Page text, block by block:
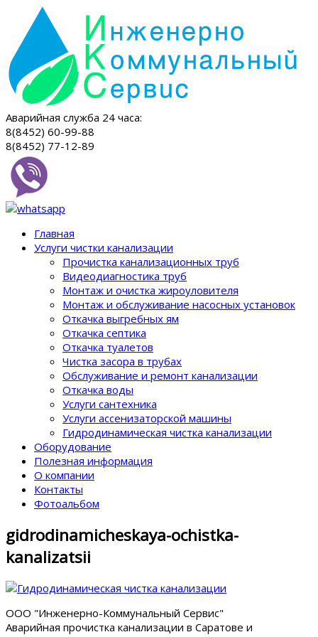
Аварийная служба 24 часа:
8(8452) 60-99-88
8(8452) 77-12-89
Главная
Услуги чистки канализации
Прочистка канализационных труб
Видеодиагностика труб
Монтаж и очистка жироуловителя
Монтаж и обслуживание насосных установок
Откачка выгребных ям
Откачка септика
Откачка туалетов
Чистка засора в трубах
Обслуживание и ремонт канализации
Откачка воды
Услуги сантехника
Услуги ассенизаторской машины
Гидродинамическая чистка канализации
Оборудование
Полезная информация
О компании
Контакты
Фотоальбом
gidrodinamicheskaya-ochistka-
kanalizatsii
ООО "Инженерно-Коммунальный Сервис"
Аварийная прочистка канализации в Саратове и